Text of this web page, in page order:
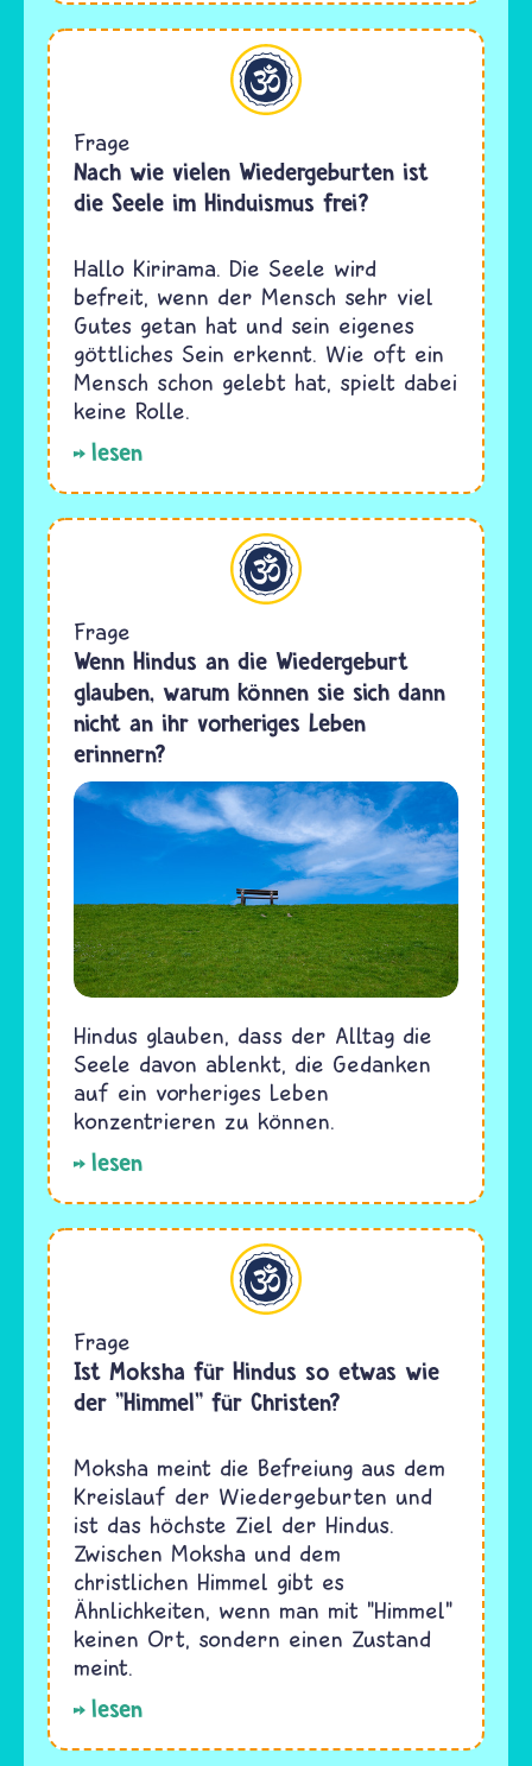
Hinduismus
Frage
Nach wie vielen Wiedergeburten ist
die Seele im Hinduismus frei?
Hallo Kirirama. Die Seele wird
befreit, wenn der Mensch sehr viel
Gutes getan hat und sein eigenes
göttliches Sein erkennt. Wie oft ein
Mensch schon gelebt hat, spielt dabei
keine Rolle.
lesen
Hinduismus
Frage
Wenn Hindus an die Wiedergeburt
glauben, warum können sie sich dann
nicht an ihr vorheriges Leben
erinnern?
Hindus glauben, dass der Alltag die
Seele davon ablenkt, die Gedanken
auf ein vorheriges Leben
konzentrieren zu können.
lesen
Hinduismus
Frage
Ist Moksha für Hindus so etwas wie
der "Himmel" für Christen?
Moksha meint die Befreiung aus dem
Kreislauf der Wiedergeburten und
ist das höchste Ziel der Hindus.
Zwischen Moksha und dem
christlichen Himmel gibt es
Ähnlichkeiten, wenn man mit "Himmel"
keinen Ort, sondern einen Zustand
meint.
lesen